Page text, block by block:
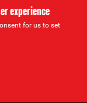
experience
for us to set